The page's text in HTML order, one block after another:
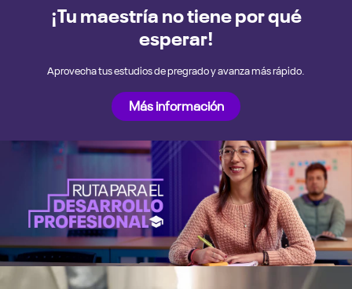
¡Tu maestría no tiene por qué
esperar!
Aprovecha tus estudios de pregrado y avanza más rápido.
Más información